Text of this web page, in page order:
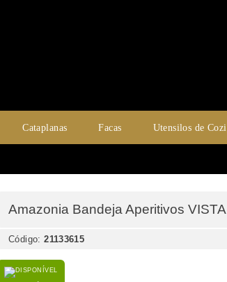
Cataplanas Facas Utensilos de
Amazonia Bandeja Aperitivos
Código:21133615